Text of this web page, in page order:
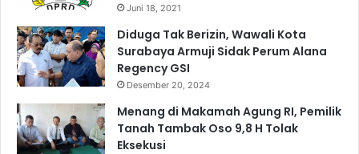
Juni 18, 2021
Diduga Tak Berizin, Wawali Kota
Surabaya Armuji Sidak Perum Alana
Regency GSI
Desember 20, 2024
Menang di Makamah Agung RI, Pemilik
Tanah Tambak Oso 9,8 H Tolak
Eksekusi